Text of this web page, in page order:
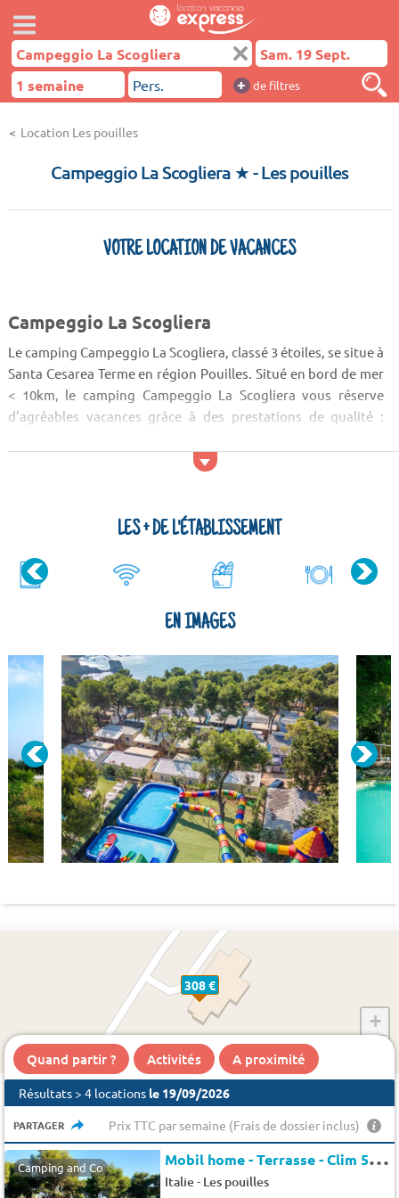
+ de filtres
Location Les pouilles
Campeggio La Scogliera ★- Les pouilles
VOTRE LOCATION DE VACANCES
Campeggio La Scogliera
Le camping Campeggio La Scogliera, classé 3 étoiles, se situe à
Santa Cesarea Terme en région Pouilles. Situé en bord de mer
< 10km, le camping Campeggio La Scogliera vous réserve
d'agréables vacances grâce à des prestations de qualité :
départ idéal pour découvrir la région Pouilles, vous serez
LES + DE L'ÉTABLISSEMENT
EN IMAGES
308 €
+
Quand partir ? Activités A proximité
Résultats > 4 locations le 19/09/2026
PARTAGER Prix TTC par semaine (Frais de dossier inclus)
Camping and Co M
obil home - Terrasse - Clim 5 pers.
Italie- Les pouilles